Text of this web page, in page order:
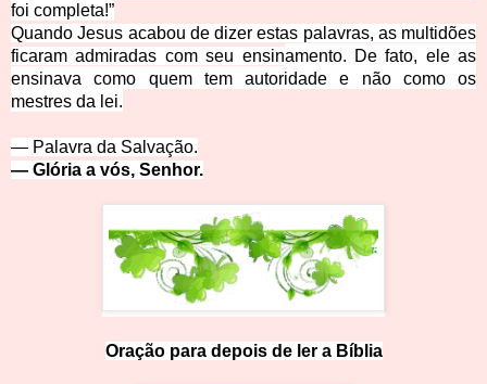
foi completa!”
Quando Jesus acabou de dizer estas palavras, as multidões
ficaram admiradas com seu ensinamento. De fato, ele as
ensinava como quem tem autoridade e não como os
mestres da lei.
— Palavra da Salvação.
— Glória a vós, Senhor.
Oração para depois de er a Bíblia